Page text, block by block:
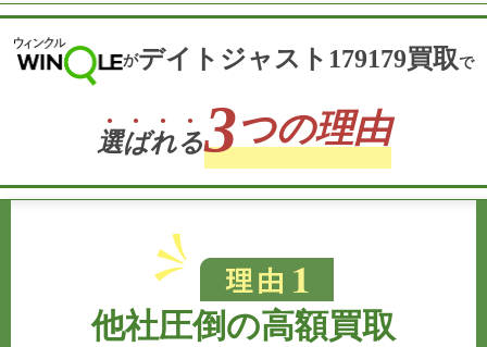
がデイトジャスト179179買取で
選ばれる3つの理由
他社圧倒の高額買取